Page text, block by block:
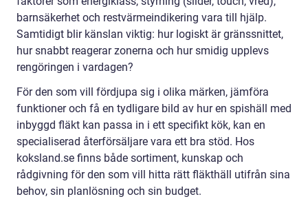
barnsäkerhet och restvärmeindikering vara till hjälp.
Samtidigt blir känslan viktig: hur logiskt är gränssnittet,
hur snabbt reagerar zonerna och hur smidig upplevs
rengöringen i vardagen?
För den som vill fördjupa sig i olika märken, jämföra
funktioner och få en tydligare bild av hur en spishäll med
inbyggd fläkt kan passa in i ett specifikt kök, kan en
specialiserad återförsäljare vara ett bra stöd. Hos
koksland.se finns både sortiment, kunskap och
rådgivning för den som vill hitta rätt fläkthäll utifrån sina
behov, sin planlösning och sin budget.